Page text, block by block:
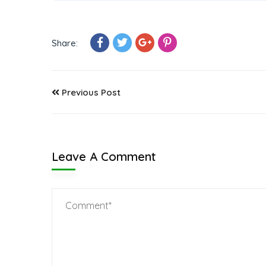
Share:
Previous Post
Leave A Comment